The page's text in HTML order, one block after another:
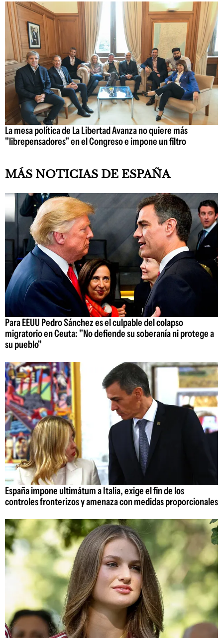
La mesa política de La Libertad Avanza no quiere más
"librepensadores" en el Congreso e impone un filtro
MÁS NOTICIAS DE ESPAÑA
Para EEUU Pedro Sánchez es el culpable del colapso
migratorio en Ceuta: "No defiende su soberanía ni protege a
su pueblo"
España impone ultimátum a Italia, exige el fin de los
controles fronterizos y amenaza con medidas proporcionales